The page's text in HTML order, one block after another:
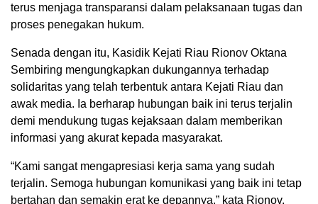
terus menjaga transparansi dalam pelaksanaan tugas dan
proses penegakan hukum.
Senada dengan itu, Kasidik Kejati Riau Rionov Oktana
Sembiring mengungkapkan dukungannya terhadap
solidaritas yang telah terbentuk antara Kejati Riau dan
awak media. Ia berharap hubungan baik ini terus terjalin
demi mendukung tugas kejaksaan dalam memberikan
informasi yang akurat kepada masyarakat.
“Kami sangat mengapresiasi kerja sama yang sudah
terjalin. Semoga hubungan komunikasi yang baik ini tetap
bertahan dan semakin erat ke depannya,” kata Rionov.